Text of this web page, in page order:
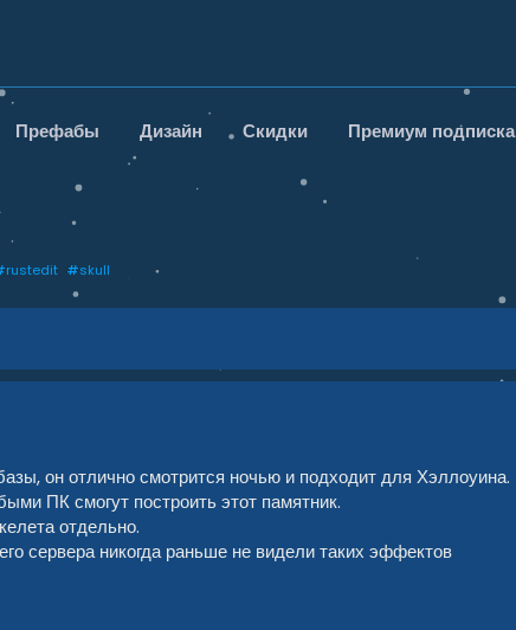
Префабы Дизайн Скидки Премиум подписка
rustedit #skull
он отлично смотрится ночью и подходит для Хэллоуина.
ПК смогут построить этот памятник.
отдельно.
сервера никогда раньше не видели таких эффектов